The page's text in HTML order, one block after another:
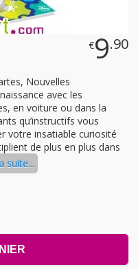
€9.90
Nouvelles
avec les
en voiture ou dans la
qu’instructifs vous
votre insatiable curiosité
de plus en plus dans
suite...